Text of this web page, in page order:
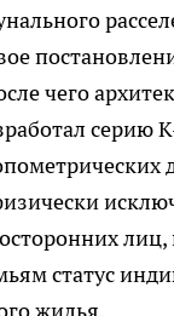
чего
серию
лиц,
статус